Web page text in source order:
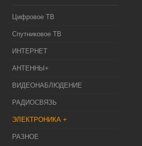
Цифровое ТВ
Спутниковое ТВ
ИНТЕРНЕТ
АНТЕННЫ+
ВИДЕОНАБЛЮДЕНИЕ
РАДИОСВЯЗЬ
ЭЛЕКТРОНИКА +
РАЗНОЕ